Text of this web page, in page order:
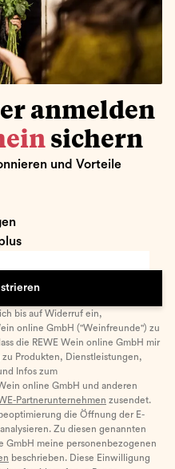
anmelden
sichern
und Vorteile
bis auf Widerruf ein,
online GmbH ("Weinfreunde") zu
die REWE Wein online GmbH mir
Produkten, Dienstleistungen,
Infos zum
online GmbH und anderen
Partnerunternehmen zusendet.
die Öffnung der E-
Zu diesen genannten
GmbH meine personenbezogenen
beschrieben. Diese Einwilligung